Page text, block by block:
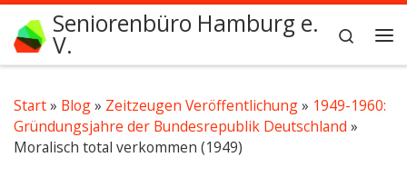
Zum Inhalt springen
Seniorenbüro Hamburg e.
V.
Search
Start» Blog» Zeitzeugen Veröffentlichung» 1949-1960:
Gründungsjahre der Bundesrepublik Deutschland »
Moralisch total verkommen (1949)